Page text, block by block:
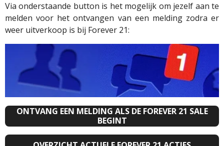
Via onderstaande button is het mogelijk om jezelf aan te
melden voor het ontvangen van een melding zodra er
weer uitverkoop is bij Forever 21:
ONTVANG EEN MELDING ALS DE FOREVER 21 SALE
BEGINT